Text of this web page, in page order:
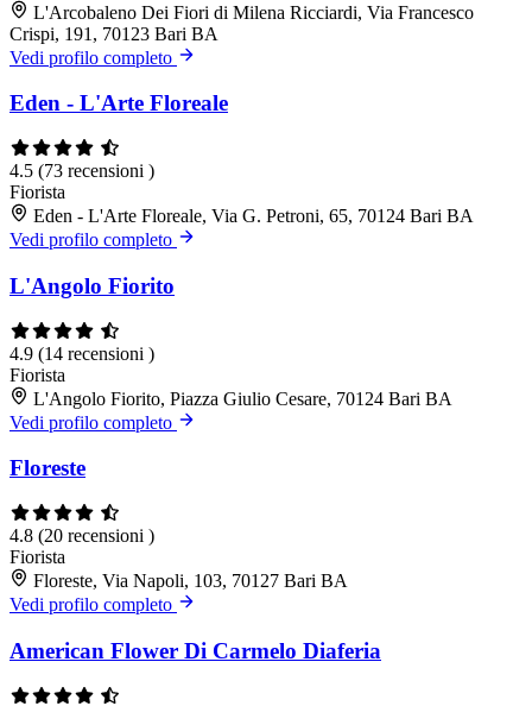
L'Arcobaleno Dei Fiori di Milena Ricciardi, Via Francesco
Crispi, 191, 70123 Bari BA
Vedi profilo completo
Eden - L'Arte Floreale
4.5 (73 recensioni )
Fiorista
Eden - L'Arte Floreale, Via G. Petroni, 65, 70124 Bari BA
Vedi profilo completo
L'Angolo Fiorito
4.9 (14 recensioni )
Fiorista
L'Angolo Fiorito, Piazza Giulio Cesare, 70124 Bari BA
Vedi profilo completo
Floreste
4.8 (20 recensioni )
Fiorista
Floreste, Via Napoli, 103, 70127 Bari BA
Vedi profilo completo
American Flower Di Carmelo Diaferia